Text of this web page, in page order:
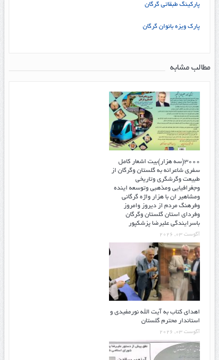
پارکینگ طبقاتی گرگان
پارک ویزه بانوان گرگان
مطالب مشابه
۳۰۰۰(سه هزار)بیت اشعار کامل
سفری شاعرانه به گلستان وگرگان از
طبیعت وگرشگری وتاریخی
وجغرافیایی ومذهبی وتوسعه اینده
ومشاهیر ان با هزار واژه گرگانی
وفرهنگ مردم از دیروز وامروز
وفردای استان گلستان وگرگان
باسرایندگی علیرضا پزشکپور
آگوست 03, 2026
اهدای کتاب به آیت الله نورمفیدی و
استاندار محترم گلستان
آگوست 03, 2026